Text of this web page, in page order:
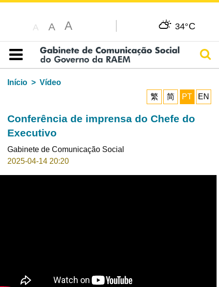
A A A 34°C
Índice
Início
Vídeo
繁
简 PT EN
Conferência de imprensa do Chefe do
Executivo
Gabinete de Comunicação Social
2025-04-14 20:20